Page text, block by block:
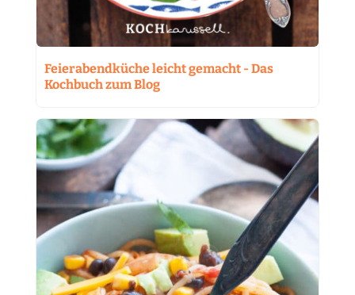
Feierabendküche leicht gemacht - Das
Kochbuch zum Blog